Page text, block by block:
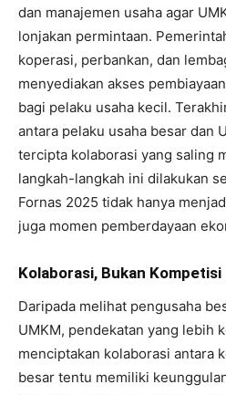
dan manajemen usaha agar
lonjakan permintaan.
koperasi, perbankan, dan
menyediakan akses
bagi pelaku usaha kecil.
antara pelaku usaha besar dan
tercipta kolaborasi yang saling
langkah-langkah ini dilakukan
Fornas 2025 tidak hanya
juga momen pemberdayaan
Kolaborasi, Bukan Kompetisi
Daripada melihat pengusaha
UMKM, pendekatan yang lebih
menciptakan kolaborasi antara
besar tentu memiliki